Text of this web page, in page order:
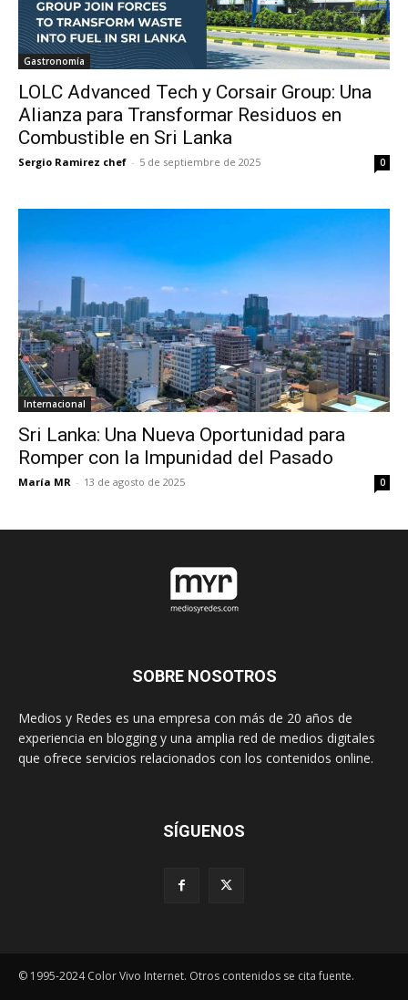
Gastronomía
LOLC Advanced Tech y Corsair Group: Una
Alianza para Transformar Residuos en
Combustible en Sri Lanka
Sergio Ramirez chef - 5 de septiembre de 2025 0
Internacional
Sri Lanka: Una Nueva Oportunidad para
Romper con la Impunidad del Pasado
María MR - 13 de agosto de 2025 0
SOBRE NOSOTROS
Medios y Redes es una empresa con más de 20 años de
experiencia en blogging y una amplia red de medios digitales
que ofrece servicios relacionados con los contenidos online.
SÍGUENOS
© 1995-2024 Color Vivo Internet. Otros contenidos se cita fuente.